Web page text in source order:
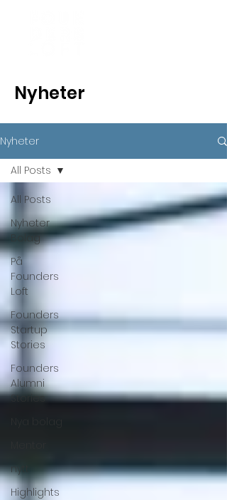
Nyheter
Nyheter
All Posts
Nyheter
Bolag
På
Founders
Loft
Founders
Startup
Stories
Founders
Alumni
Stories
nytt
Highlights
All Posts